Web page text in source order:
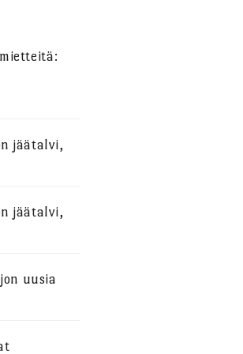
jäätalvi,
jäätalvi,
uusia